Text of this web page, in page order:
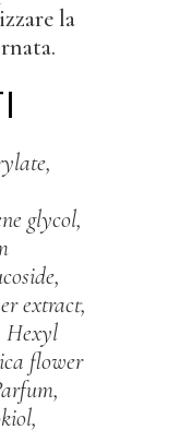
la
glycol,
extract,
Hexyl
flower